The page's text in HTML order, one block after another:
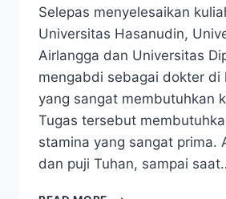
Selepas menyelesaikan
Universitas Hasanudin,
Airlangga dan Universitas
mengabdi sebagai dokter di
yang sangat membutuhkan
Tugas tersebut
stamina yang sangat prima.
dan puji Tuhan, sampai
STAMINA